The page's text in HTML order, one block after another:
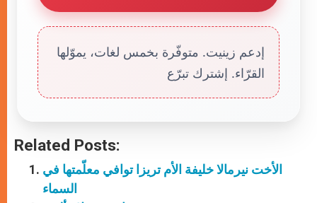
إدعم زينيت. متوفّرة بخمس لغات، يموّلها
القرّاء. إشترك تبرّع
Related Posts:
الأخت نيرمالا خليفة الأم تريزا توافي معلّمتها في
السماء